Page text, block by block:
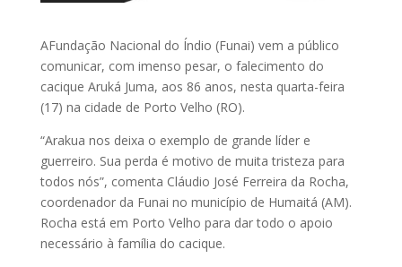
AFundação Nacional do Índio (Funai) vem a público
comunicar, com imenso pesar, o falecimento do
cacique Aruká Juma, aos 86 anos, nesta quarta-feira
(17) na cidade de Porto Velho (RO).
“Arakua nos deixa o exemplo de grande líder e
guerreiro. Sua perda é motivo de muita tristeza para
todos nós”, comenta Cláudio José Ferreira da Rocha,
coordenador da Funai no município de Humaitá (AM).
Rocha está em Porto Velho para dar todo o apoio
necessário à família do cacique.